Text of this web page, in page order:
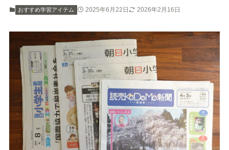
おすすめ学習アイテム 2025年6月22日 2026年2月16日